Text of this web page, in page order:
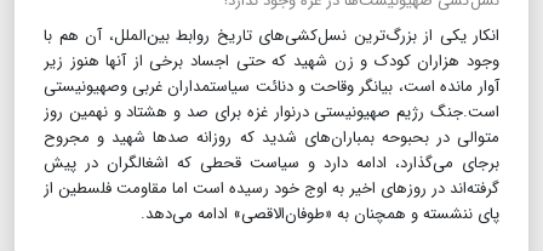
انکار یکی از بزرگ‌ترین نسل‌کشی‌های تاریخ روابط بین‌الملل، آن هم با
وجود هزاران کودک و زن شهید که حتی اجساد برخی از آنها هنوز زیر
آوار مانده است، بیانگر وقاحت و دنائت سیاستمداران غربی وصهیونیستی
است.جنگ رژیم صهیونیستی درنوار غزه برای صد و هشتاد و نهمین روز
متوالی در بحبوحه بمباران‌های شدید که روزانه صدها شهید و مجروح
برجای می‌گذارد، ادامه دارد و سیاست قحطی که اشغالگران در پیش
گرفته‌اند در روزهای اخیر به اوج خود رسیده است اما مقاومت فلسطین از
پای ننشسته و همچنان به «طوفان‌الاقصی» ادامه می‌دهد.